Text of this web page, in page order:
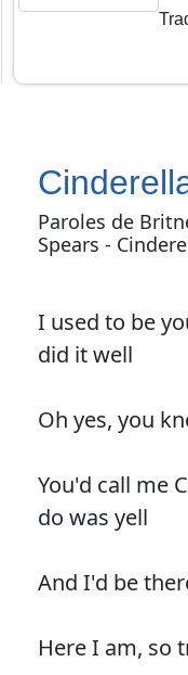
Paroles de
Spears -
I used to be
did it well
Oh yes, you
You'd call me
do was yell
And I'd be
Here I am, so